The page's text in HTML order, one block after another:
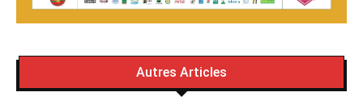
Autres Articles